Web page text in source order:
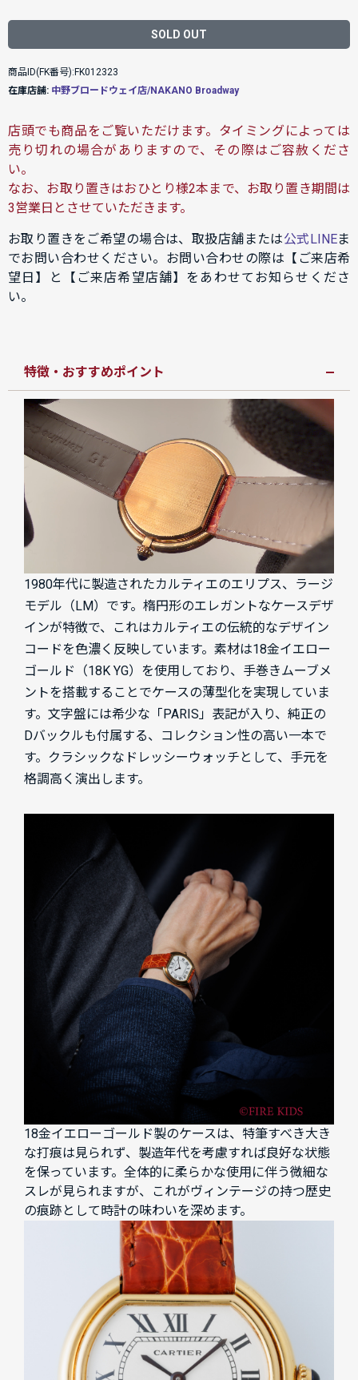
SOLD OUT
商品ID(FK番号):FK012323
在庫店舗: 中野ブロードウェイ店/NAKANO Broadway
店頭でも商品をご覧いただけます。タイミングによっては
売り切れの場合がありますので、その際はご容赦くださ
い。
なお、お取り置きはおひとり様2本まで、お取り置き期間は
3営業日とさせていただきます。
お取り置きをご希望の場合は、取扱店舗または公式LINEま
でお問い合わせください。お問い合わせの際は【ご来店希
望日】と【ご来店希望店舗】をあわせてお知らせくださ
い。
特徴・おすすめポイント
1980年代に製造されたカルティエのエリプス、ラージ
モデル（LM）です。楕円形のエレガントなケースデザ
インが特徴で、これはカルティエの伝統的なデザイン
コードを色濃く反映しています。素材は18金イエロー
ゴールド（18K YG）を使用しており、手巻きムーブメ
ントを搭載することでケースの薄型化を実現していま
す。文字盤には希少な「PARIS」表記が入り、純正の
Dバックルも付属する、コレクション性の高い一本で
す。クラシックなドレッシーウォッチとして、手元を
格調高く演出します。
18金イエローゴールド製のケースは、特筆すべき大き
な打痕は見られず、製造年代を考慮すれば良好な状態
を保っています。全体的に柔らかな使用に伴う微細な
スレが見られますが、これがヴィンテージの持つ歴史
の痕跡として時計の味わいを深めます。